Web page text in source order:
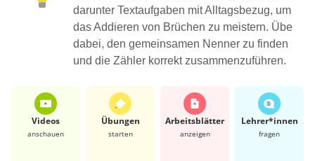
darunter Textaufgaben mit Alltagsbezug, um
das Addieren von Brüchen zu meistern. Übe
dabei, den gemeinsamen Nenner zu finden
und die Zähler korrekt zusammenzuführen.
Videos
anschauen
Übungen
starten
Arbeits­blätter
anzeigen
Lehrer*​innen
fragen